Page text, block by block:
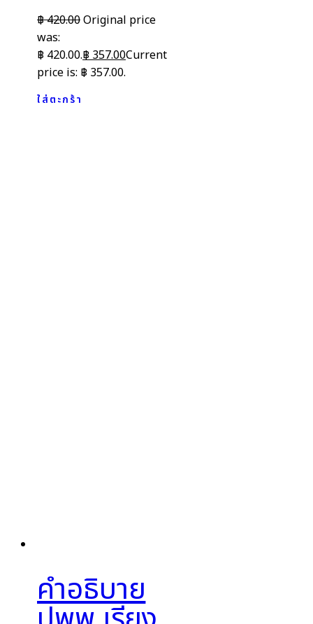
฿420.00Original price
was:
฿ 420.00.฿ 357.00Current
price is: ฿ 357.00.
ใส่ตะกร้า
คำอธิบาย